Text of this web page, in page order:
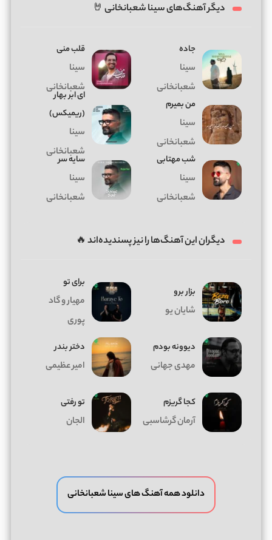
دیگر آهنگ‌های سینا شعبانخانی 🤘
جاده
سینا
شعبانخانی
قلب منی
سینا
شعبانخانی
من بمیرم
سینا
شعبانخانی
ای ابر بهار
(ریمیکس)
سینا
شعبانخانی
شب مهتابی
سینا
شعبانخانی
سایه سر
سینا
شعبانخانی
دیگران این آهنگ‌ها را نیز پسندیده‌اند 🔥
بزار برو
شایان یو
برای تو
مهیار و گاد
پوری
دیوونه بودم
مهدی جهانی
دختر بندر
امیر عظیمی
کجا گریزم
آرمان گرشاسبی
تو رفتی
الجان
دانلود همه آهنگ های سینا شعبانخانی